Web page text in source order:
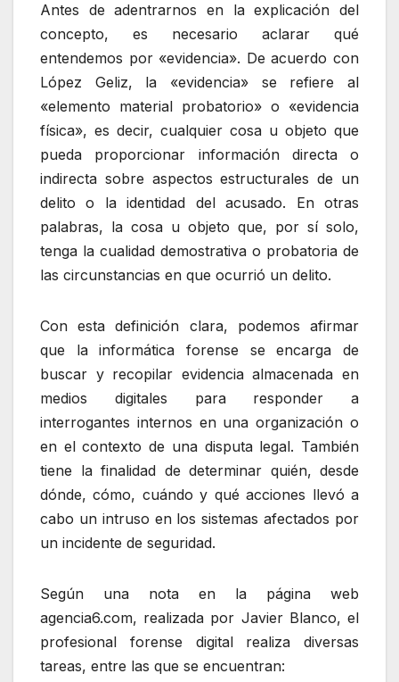
Antes de adentrarnos en la explicación del
concepto, es necesario aclarar qué
entendemos por «evidencia». De acuerdo con
López Geliz, la «evidencia» se refiere al
«elemento material probatorio» o «evidencia
física», es decir, cualquier cosa u objeto que
pueda proporcionar información directa o
indirecta sobre aspectos estructurales de un
delito o la identidad del acusado. En otras
palabras, la cosa u objeto que, por sí solo,
tenga la cualidad demostrativa o probatoria de
las circunstancias en que ocurrió un delito.
Con esta definición clara, podemos afirmar
que la informática forense se encarga de
buscar y recopilar evidencia almacenada en
medios digitales para responder a
interrogantes internos en una organización o
en el contexto de una disputa legal. También
tiene la finalidad de determinar quién, desde
dónde, cómo, cuándo y qué acciones llevó a
cabo un intruso en los sistemas afectados por
un incidente de seguridad.
Según una nota en la página web
agencia6.com, realizada por Javier Blanco, el
profesional forense digital realiza diversas
tareas, entre las que se encuentran: